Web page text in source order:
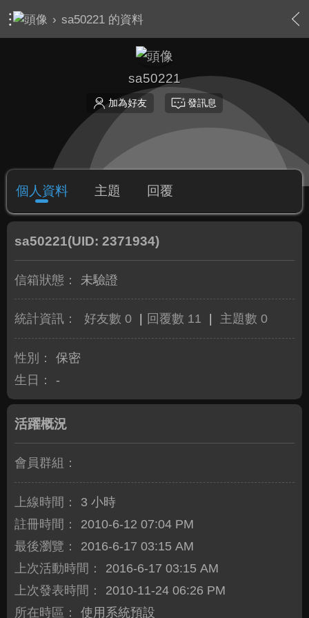
› sa50221 的資料
sa50221
加為好友 發訊息
個人資料 主題 回覆
sa50221(UID: 2371934)
信箱狀態： 未驗證
統計資訊： 好友數 0 回覆數 11 主題數 0
性別：
保密
生日：
-
活躍概況
會員群組：
上線時間：
3 小時
註冊時間：
2010-6-12 07:04 PM
最後瀏覽：
2016-6-17 03:15 AM
上次活動時間：
2016-6-17 03:15 AM
上次發表時間：
2010-11-24 06:26 PM
所在時區：
使用系統預設